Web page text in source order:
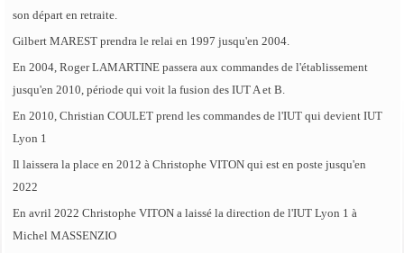
son départ en retraite.
Gilbert MAREST prendra le relai en 1997 jusqu'en 2004.
En 2004, Roger LAMARTINE passera aux commandes de l'établissement
jusqu'en 2010, période qui voit la fusion des IUT A et B.
En 2010, Christian COULET prend les commandes de l'IUT qui devient IUT
Lyon 1
Il laissera la place en 2012 à Christophe VITON qui est en poste jusqu'en
2022
En avril 2022 Christophe VITON a laissé la direction de l'IUT Lyon 1 à
Michel MASSENZIO